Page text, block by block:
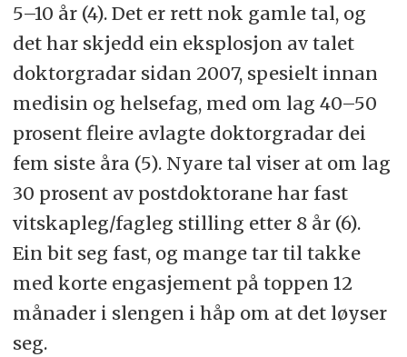
5–10 år (4). Det er rett nok gamle tal, og
det har skjedd ein eksplosjon av talet
doktorgradar sidan 2007, spesielt innan
medisin og helsefag, med om lag 40–50
prosent fleire avlagte doktorgradar dei
fem siste åra (5). Nyare tal viser at om lag
30 prosent av postdoktorane har fast
vitskapleg/fagleg stilling etter 8 år (6).
Ein bit seg fast, og mange tar til takke
med korte engasjement på toppen 12
månader i slengen i håp om at det løyser
seg.